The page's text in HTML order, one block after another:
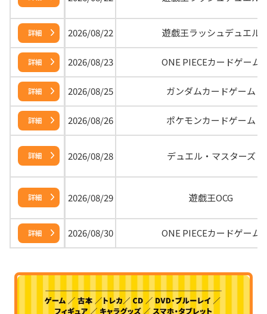
詳細 2026/08/22 遊戯王ラッシュデュエル
詳細 2026/08/23 ONE PIECEカードゲーム
詳細 2026/08/25 ガンダムカードゲーム
詳細 2026/08/26 ポケモンカードゲーム
詳細 2026/08/28 デュエル・マスターズ
詳細 2026/08/29 遊戯王OCG
詳細 2026/08/30 ONE PIECEカードゲーム